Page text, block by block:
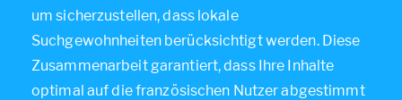
um sicherzustellen, dass lokale
Suchgewohnheiten berücksichtigt werden. Diese
Zusammenarbeit garantiert, dass Ihre Inhalte
optimal auf die französischen Nutzer abgestimmt